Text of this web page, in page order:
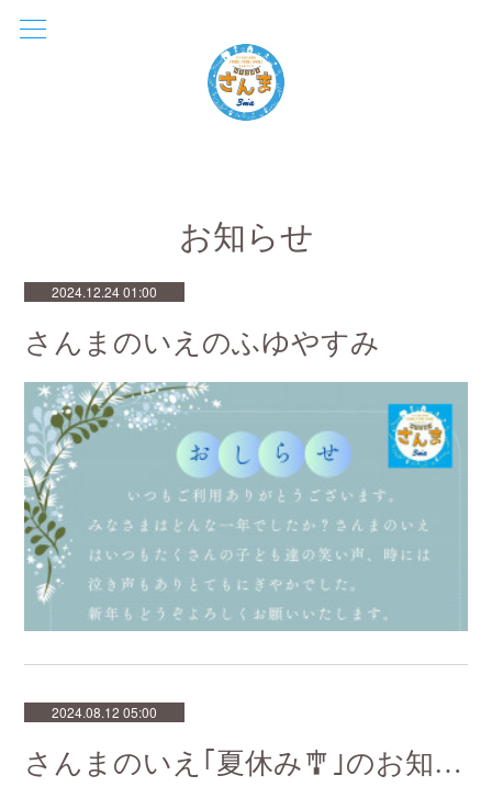
お知らせ
2024.12.24 01:00
さんまのいえのふゆやすみ
2024.08.12 05:00
さんまのいえ｢夏休み🎐｣のお知らせ